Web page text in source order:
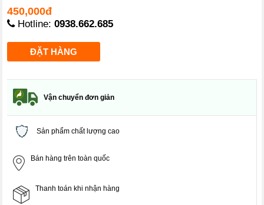
450,000đ
Hotline:0938.662.685
Vận chuyển đơn giản
Sản phẩm chất lượng cao
Bán hàng trên toàn quốc
Thanh toán khi nhận hàng